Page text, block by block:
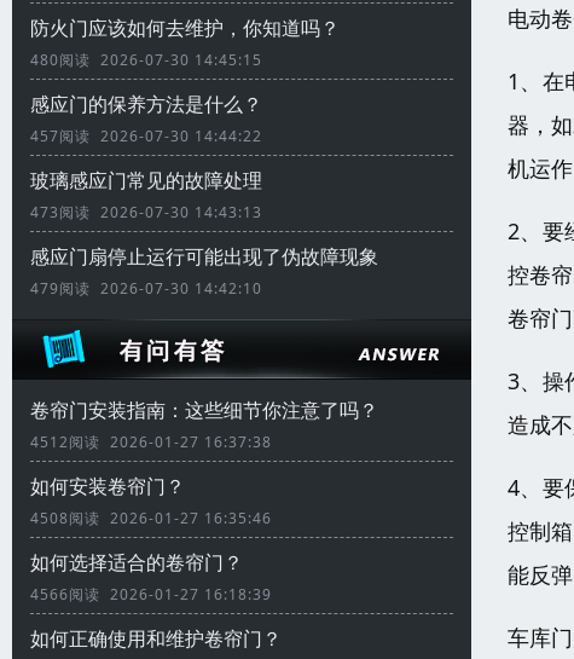
防火门应该如何去维护，你知道吗？
480阅读 2026-07-30 14:45:15
感应门的保养方法是什么？
457阅读 2026-07-30 14:44:22
玻璃感应门常见的故障处理
473阅读 2026-07-30 14:43:13
感应门扇停止运行可能出现了伪故障现象
479阅读 2026-07-30 14:42:10
卷帘门安装指南：这些细节你注意了吗？
4512阅读 2026-01-27 16:37:38
如何安装卷帘门？
4508阅读 2026-01-27 16:35:46
如何选择适合的卷帘门？
4566阅读 2026-01-27 16:18:39
如何正确使用和维护卷帘门？
电动
1、在
器，
机运作
2、要
控卷
卷帘
3、操
造成
4、要
控制
能反弹
车库